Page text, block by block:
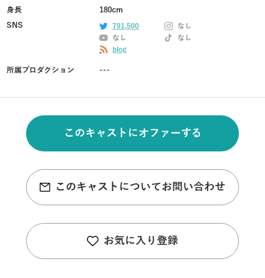
身長
180cm
SNS
791,500
なし
なし
なし
blog
所属プロダクション ---
このキャストにオファーする
このキャストについてお問い合わせ
お気に入り登録